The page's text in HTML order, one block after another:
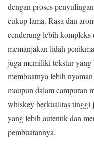
dengan proses
cukup lama. Rasa dan
cenderung lebih kompleks
memanjakan lidah
juga memiliki tekstur yang
membuatnya lebih
maupun dalam campuran
whiskey berkualitas tinggi
yang lebih autentik dan
pembuatannya.